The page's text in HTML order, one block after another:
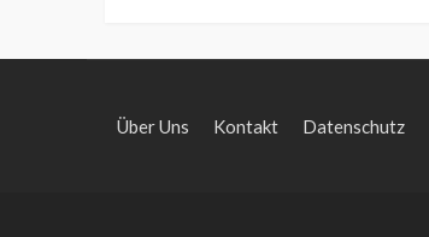
Über Uns Kontakt Datenschutz